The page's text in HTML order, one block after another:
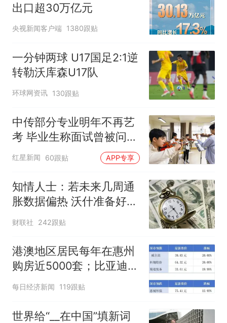
出口超30万亿元
央视新闻客户端 1380跟贴
一分钟两球 U17国足2:1逆
转勒沃库森U17队
环球网资讯 130跟贴
中传部分专业明年不再艺
考 毕业生称面试曾被问
“如何策划晚会” 专家：遏
制“艺考捷径化”
红星新闻 60跟贴 APP专享
知情人士：若未来几周通
胀数据偏热 沃什准备好加
息
财联社 242跟贴
港澳地区居民每年在惠州
购房近5000套；比亚迪销
量跻身全球车企第六丨大
每日经济新闻 119跟贴
世界给“__在中国”填新词